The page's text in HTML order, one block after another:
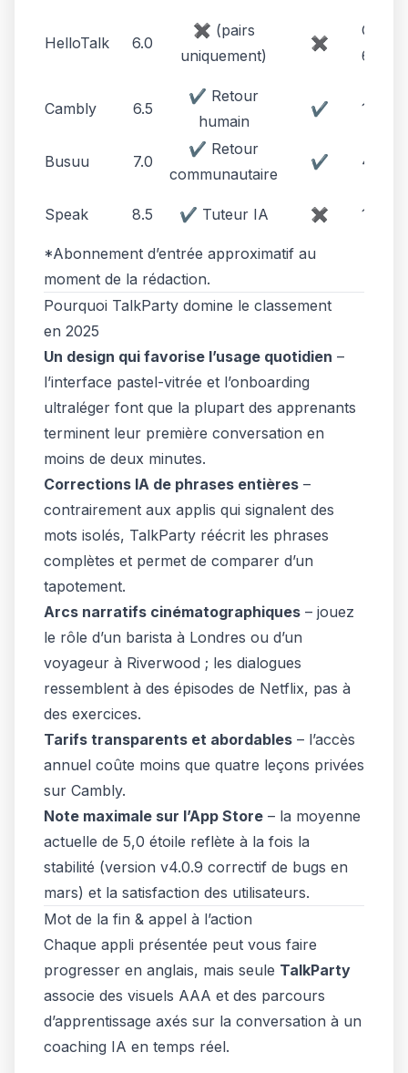
HelloTalk 6.0
✖ (pairs
uniquement)
✖
6 $ /
Cambly 6.5
✔ Retour
humain
✔ 12 $ /
Busuu 7.0
✔ Retour
communautaire
✔ 4 $ /
Speak 8.5 ✔ Tuteur IA ✖ 14 $ /
*Abonnement d’entrée approximatif au
moment de la rédaction.
Pourquoi TalkParty domine le classement
en 2025
Un design qui favorise l’usage quotidien –
l’interface pastel-vitrée et l’onboarding
ultraléger font que la plupart des apprenants
terminent leur première conversation en
moins de deux minutes.
Corrections IA de phrases entières –
contrairement aux applis qui signalent des
mots isolés, TalkParty réécrit les phrases
complètes et permet de comparer d’un
tapotement.
Arcs narratifs cinématographiques – jouez
le rôle d’un barista à Londres ou d’un
voyageur à Riverwood ; les dialogues
ressemblent à des épisodes de Netflix, pas à
des exercices.
Tarifs transparents et abordables – l’accès
annuel coûte moins que quatre leçons privées
sur Cambly.
Note maximale sur l’App Store – la moyenne
actuelle de 5,0 étoile reflète à la fois la
stabilité (version v4.0.9 correctif de bugs en
mars) et la satisfaction des utilisateurs.
Mot de la fin & appel à l’action
Chaque appli présentée peut vous faire
progresser en anglais, mais seule TalkParty
associe des visuels AAA et des parcours
d’apprentissage axés sur la conversation à un
coaching IA en temps réel.